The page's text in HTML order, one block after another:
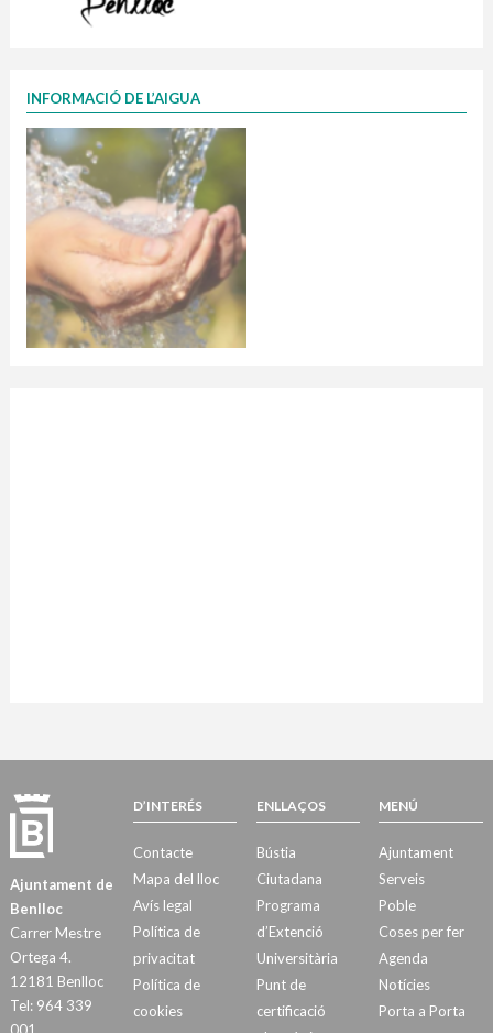
INFORMACIÓ DE L’AIGUA
Ajuntament de
Benlloc
Carrer Mestre
Ortega 4.
12181 Benlloc
Tel: 964 339
D’INTERÉS
Contacte
Mapa del lloc
Avís legal
Política de
privacitat
Política de
cookies
ENLLAÇOS
Bústia
Ciutadana
Programa
d’Extenció
Universitària
Punt de
certificació
MENÚ
Ajuntament
Serveis
Poble
Coses per fer
Agenda
Notícies
Porta a Porta